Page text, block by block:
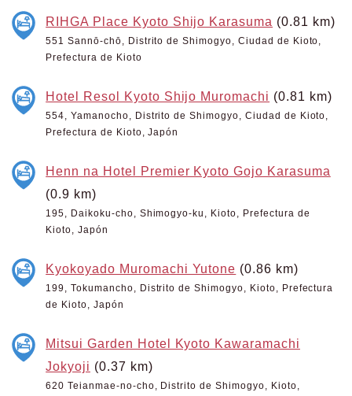
RIHGA Place Kyoto Shijo Karasuma (0.81 km)
551 Sannō-chō, Distrito de Shimogyo, Ciudad de Kioto,
Prefectura de Kioto
Hotel Resol Kyoto Shijo Muromachi (0.81 km)
554, Yamanocho, Distrito de Shimogyo, Ciudad de Kioto,
Prefectura de Kioto, Japón
Henn na Hotel Premier Kyoto Gojo Karasuma
(0.9 km)
195, Daikoku-cho, Shimogyo-ku, Kioto, Prefectura de
Kioto, Japón
Kyokoyado Muromachi Yutone (0.86 km)
199, Tokumancho, Distrito de Shimogyo, Kioto, Prefectura
de Kioto, Japón
Mitsui Garden Hotel Kyoto Kawaramachi
Jokyoji (0.37 km)
620 Teianmae-no-cho, Distrito de Shimogyo, Kioto,